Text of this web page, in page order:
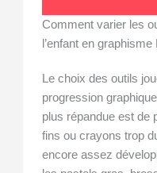
Comment varier les
l’enfant en
Le choix des outils
progression
plus répandue est de
fins ou crayons trop
encore assez